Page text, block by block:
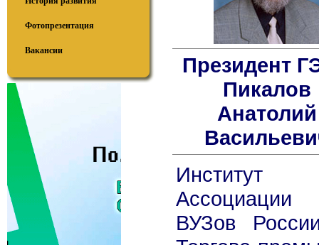
Фотопрезентация
Вакансии
Президент
Пикалов
Анатолий
Институт
Ассоциации
ВУЗов